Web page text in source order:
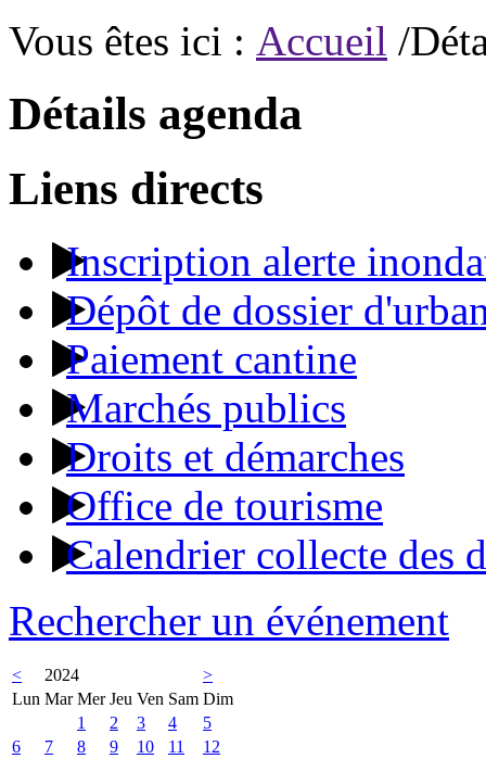
Vous êtes ici : Accueil /
Détails agenda
Liens directs
Inscription alerte
Dépôt de dossier
Paiement cantine
Marchés publics
Droits et démarches
Office de tourisme
Calendrier collecte des
Rechercher un événement
< 2024
>
Lun Mar Mer Jeu Ven Sam Dim
1
2 3 4
5
6
7 8 9 10 11
12